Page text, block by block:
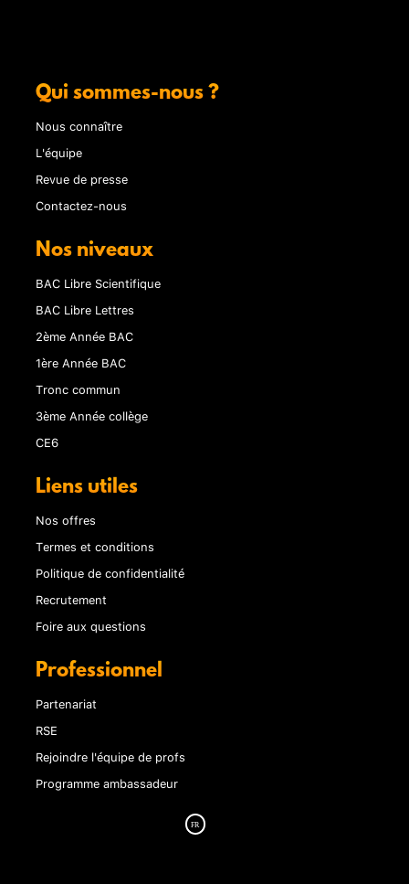
Qui sommes-nous ?
Nous connaître
L'équipe
Revue de presse
Contactez-nous
Nos niveaux
BAC Libre Scientifique
BAC Libre Lettres
2ème Année BAC
1ère Année BAC
Tronc commun
3ème Année collège
CE6
Liens utiles
Nos offres
Termes et conditions
Politique de confidentialité
Recrutement
Foire aux questions
Professionnel
Partenariat
RSE
Rejoindre l'équipe de profs
Programme ambassadeur